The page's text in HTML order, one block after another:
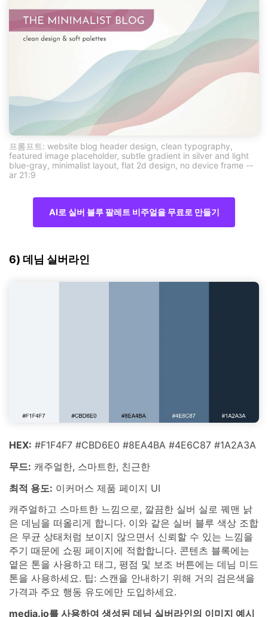
프롬프트: website blog header design, clean typography,
featured image placeholder, subtle gradient in silver and light
blue-gray, minimalist layout, flat 2d design, no device frame --
ar 21:9
AI로 실버 블루 팔레트 비주얼을 무료로 만들기
6) 데님 실버라인
HEX: #F1F4F7 #CBD6E0 #8EA4BA #4E6C87 #1A2A3A
무드: 캐주얼한, 스마트한, 친근한
최적 용도: 이커머스 제품 페이지 UI
캐주얼하고 스마트한 느낌으로, 깔끔한 실버 실로 꿰맨 낡
은 데님을 떠올리게 합니다. 이와 같은 실버 블루 색상 조합
은 무균 상태처럼 보이지 않으면서 신뢰할 수 있는 느낌을
주기 때문에 쇼핑 페이지에 적합합니다. 콘텐츠 블록에는
옅은 톤을 사용하고 태그, 평점 및 보조 버튼에는 데님 미드
톤을 사용하세요. 팁: 스캔을 안내하기 위해 거의 검은색을
가격과 주요 행동 유도에만 도입하세요.
media.io를 사용하여 생성된 데님 실버라인의 이미지 예시